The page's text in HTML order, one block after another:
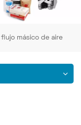
másico de aire